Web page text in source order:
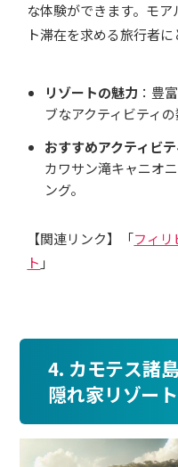
な体験ができます。モ
ト滞在を求める旅行者に
リゾートの魅力 ：豊
ブなアクティビティの
おすすめアクティビテ
カワサン滝キャニオ
ング。
【関連リンク】「フィ
ト 」
4. カモテス諸
隠れ家リゾート